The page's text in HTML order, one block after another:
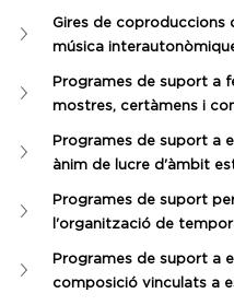
Gires de coproduccions
música
Programes de suport a
mostres, certàmens i
Programes de suport a
ànim de lucre d'àmbit
Programes de suport
l'organització de
Programes de suport a
composició vinculats a